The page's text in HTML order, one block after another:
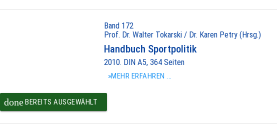
Band 172
Prof. Dr. Walter Tokarski / Dr. Karen Petry (Hrsg.)
Handbuch Sportpolitik
2010. DIN A5, 364 Seiten
»MEHR ERFAHREN ...
doneBEREITS AUSGEWÄHLT